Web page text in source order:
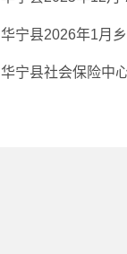
华宁县2026年1月
华宁县社会保险中